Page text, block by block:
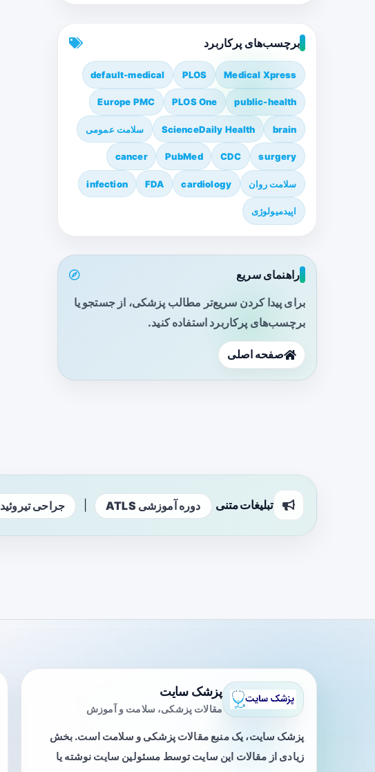
برچسب‌های پرکاربرد
Medical Xpress
PLOS
default-medical
public-health
PLOS One
Europe PMC
brain
ScienceDaily Health سلامت عمومی
surgery
CDC
PubMed
cancer
سلامت روان cardiology
FDA
infection
اپیدمیولوژی
راهنمای سریع
برای پیدا کردن سریع‌تر مطالب پزشکی، از جستجو یا
برچسب‌های پرکاربرد استفاده کنید.
صفحه اصلی
تبلیغات متنی دوره آموزشی ATLS جراحی تیروئید
پزشک سایت
مقالات پزشکی، سلامت و آموزش
پزشک سایت، یک منبع مقالات پزشکی و سلامت است. بخش
زیادی از مقالات این سایت توسط مسئولین سایت نوشته یا